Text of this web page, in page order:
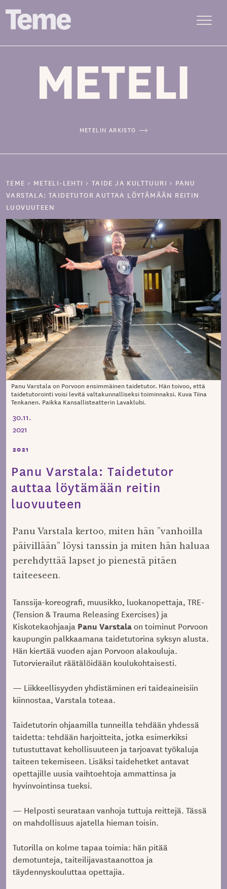
METELIN ARKISTO
TEME > METELI-LEHTI > TAIDE JA KULTTUURI > PANU
VARSTALA: TAIDETUTOR AUTTAA LÖYTÄMÄÄN REITIN
LUOVUUTEEN
Panu Varstala on Porvoon ensimmäinen taidetutor. Hän toivoo, että
taidetutorointi voisi levitä valtakunnalliseksi toiminnaksi. Kuva Tiina
Tenkanen. Paikka Kansallisteatterin Lavaklubi.
30.11.
2021
2021
Panu Varstala: Taidetutor
auttaa löytämään reitin
luovuuteen
Panu Varstala kertoo, miten hän ”vanhoilla
päivillään” löysi tanssin ja miten hän haluaa
perehdyttää lapset jo pienestä pitäen
taiteeseen.
Tanssija-koreografi, muusikko, luokanopettaja, TRE-
(Tension & Trauma Releasing Exercises) ja
Kiskotekaohjaaja Panu Varstalaon toiminut Porvoon
kaupungin palkkaamana taidetutorina syksyn alusta.
Hän kiertää vuoden ajan Porvoon alakouluja.
Tutorvierailut räätälöidään koulukohtaisesti.
— Liikkeellisyyden yhdistäminen eri taideaineisiin
kiinnostaa, Varstala toteaa.
Taidetutorin ohjaamilla tunneilla tehdään yhdessä
taidetta: tehdään harjoitteita, jotka esimerkiksi
tutustuttavat kehollisuuteen ja tarjoavat työkaluja
taiteen tekemiseen. Lisäksi taidehetket antavat
opettajille uusia vaihtoehtoja ammattinsa ja
hyvinvointinsa tueksi.
— Helposti seurataan vanhoja tuttuja reittejä. Tässä
on mahdollisuus ajatella hieman toisin.
Tutorilla on kolme tapaa toimia: hän pitää
demotunteja, taiteilijavastaanottoa ja
täydennyskouluttaa opettajia.